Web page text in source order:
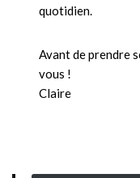
quotidien.
Avant de prendre
vous !
Claire